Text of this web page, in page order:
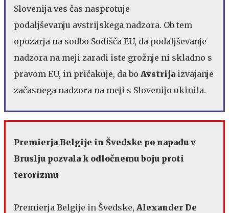
Slovenija ves čas nasprotuje
podaljševanju avstrijskega nadzora. Ob tem
opozarja na sodbo Sodišča EU, da podaljševanje
nadzora na meji zaradi iste grožnje ni skladno s
pravom EU, in pričakuje, da bo Avstrija izvajanje
začasnega nadzora na meji s Slovenijo ukinila.
Premierja Belgije in Švedske po napadu v
Bruslju pozvala k odločnemu boju proti
terorizmu
Premierja Belgije in Švedske, Alexander De